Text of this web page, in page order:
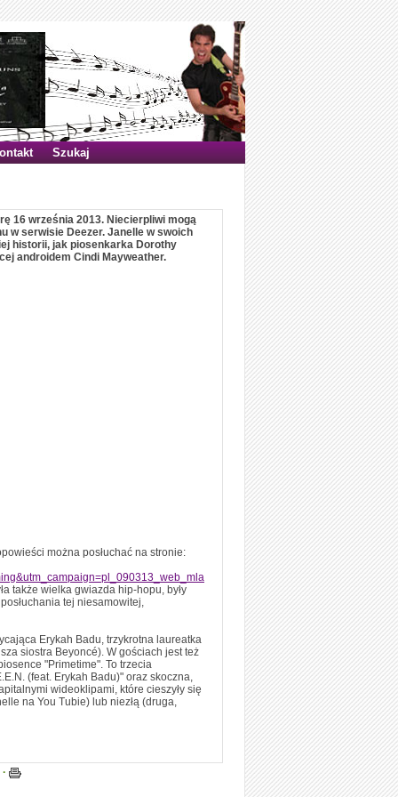
Szukaj
16 września 2013. Niecierpliwi mogą
w serwisie Deezer. Janelle w swoich
historii, jak piosenkarka Dorothy
androidem Cindi Mayweather.
można posłuchać na stronie:
także wielka gwiazda hip-hopu, były
tej niesamowitej,
Erykah Badu, trzykrotna laureatka
siostra Beyoncé). W gościach jest też
"Primetime". To trzecia
(feat. Erykah Badu)" oraz skoczna,
wideoklipami, które cieszyły się
na You Tubie) lub niezłą (druga,